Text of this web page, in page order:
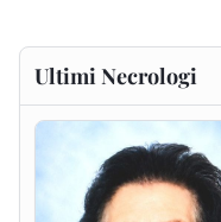
Francesca Anna Pirina
ved. Pileri
6 agosto 2026